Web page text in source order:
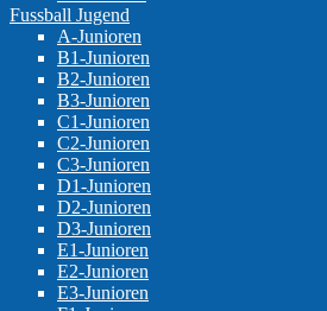
Fussball Jugend
A-Junioren
B1-Junioren
B2-Junioren
B3-Junioren
C1-Junioren
C2-Junioren
C3-Junioren
D1-Junioren
D2-Junioren
D3-Junioren
E1-Junioren
E2-Junioren
E3-Junioren